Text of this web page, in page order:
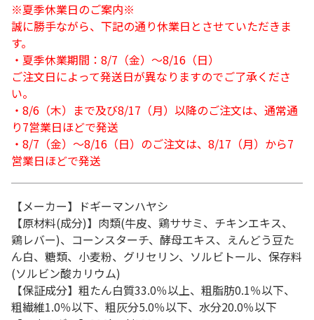
※夏季休業日のご案内※
誠に勝手ながら、下記の通り休業日とさせていただきま
す。
・夏季休業期間：8/7（金）～8/16（日）
ご注文日によって発送日が異なりますのでご了承くださ
い。
・8/6（木）まで及び8/17（月）以降のご注文は、通常通
り7営業日ほどで発送
・8/7（金）～8/16（日）のご注文は、8/17（月）から7
営業日ほどで発送
【メーカー】ドギーマンハヤシ
【原材料(成分)】肉類(牛皮、鶏ササミ、チキンエキス、
鶏レバー)、コーンスターチ、酵母エキス、えんどう豆た
ん白、糖類、小麦粉、グリセリン、ソルビトール、保存料
(ソルビン酸カリウム)
【保証成分】粗たん白質33.0％以上、粗脂肪0.1％以下、
粗繊維1.0％以下、粗灰分5.0％以下、水分20.0％以下